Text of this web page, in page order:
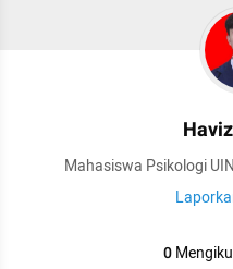
Mahasiswa Psikologi
0